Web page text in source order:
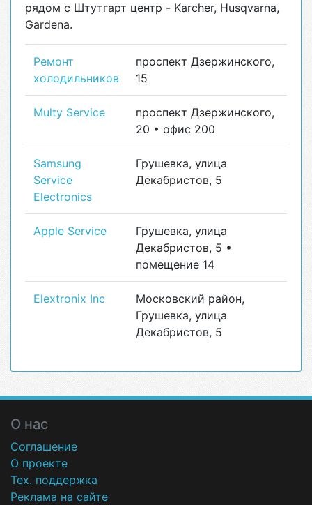
рядом с Штутгарт центр - Karcher, Husqvarna,
Gardena.
Ремонт
холодильников
проспект Дзержинского,
15
Multy Service
проспект Дзержинского,
20 • офис 200
Samsung
Service
Electronics
Грушевка, улица
Декабристов, 5
Apple Service
Грушевка, улица
Декабристов, 5 •
помещение 14
Elextronix Inc
Московский район,
Грушевка, улица
Декабристов, 5
О нас
Соглашение
О проекте
Тех. поддержка
Реклама на сайте